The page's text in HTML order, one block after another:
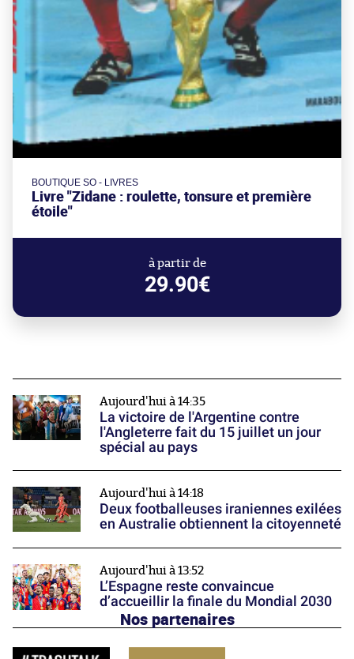
BOUTIQUE SO - LIVRES
Livre "Zidane : roulette, tonsure et première
étoile"
à partir de
29.90€
Aujourd'hui à 14:35
La victoire de l'Argentine contre
l'Angleterre fait du 15 juillet un jour
spécial au pays
Aujourd'hui à 14:18
Deux footballeuses iraniennes exilées
en Australie obtiennent la citoyenneté
Aujourd'hui à 13:52
L’Espagne reste convaincue
d’accueillir la finale du Mondial 2030
Nos partenaires